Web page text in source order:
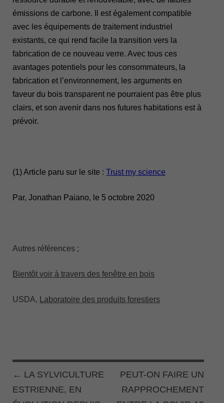
émissions de carbone. Il est également compatible
avec les équipements de traitement industriel
existants, ce qui rend facile la transition vers la
fabrication de ce nouveau verre. Avec tous ces
avantages potentiels pour les consommateurs, la
fabrication et l’environnement, les arguments en
faveur du bois transparent ne pourraient pas être plus
clairs, et son avenir dans nos futures habitations est à
prévoir.
(1) Article paru sur le site : Trust my science
Par,Jonathan Paiano, le 5 octobre 2020
Autres références ;
Bientôt voir à travers des fenêtre en bois
USDA, Laboratoire des produits forestiers
POST NAVIGATION
← LA SYLVICULTURE
ESTRIENNE, EN
PEUT-ON FAIRE UN
RAPPROCHEMENT